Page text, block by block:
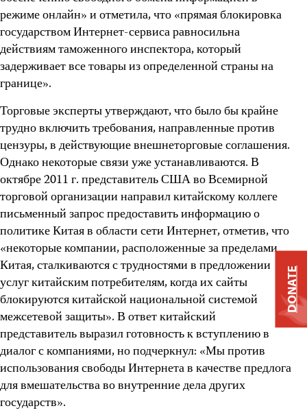
режиме онлайн» и отметила, что «прямая блокировка
государством Интернет-сервиса равносильна
действиям таможенного инспектора, который
задерживает все товары из определенной страны на
границе».
Торговые эксперты утверждают, что было бы крайне
трудно включить требования, направленные против
цензуры, в действующие внешнеторговые соглашения.
Однако некоторые связи уже устанавливаются. В
октябре 2011 г. представитель США во Всемирной
торговой организации направил китайскому коллеге
письменный запрос предоставить информацию о
политике Китая в области сети Интернет, отметив, что
«некоторые компании, расположенные за пределами
Китая, сталкиваются с трудностями в предложении
услуг китайским потребителям, когда их сайты
блокируются китайской национальной системой
межсетевой защиты». В ответ китайский
представитель выразил готовность к вступлению в
диалог с компаниями, но подчеркнул: «Мы против
использования свободы Интернета в качестве предлога
для вмешательства во внутренние дела других
государств».
DONATE